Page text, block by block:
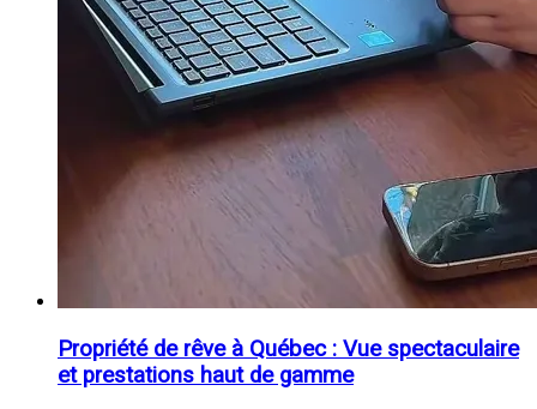
Propriété de rêve à Québec : Vue spectaculaire
et prestations haut de gamme